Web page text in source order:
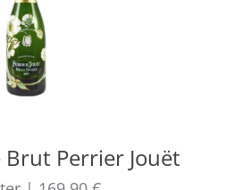
Brut Perrier Jouët